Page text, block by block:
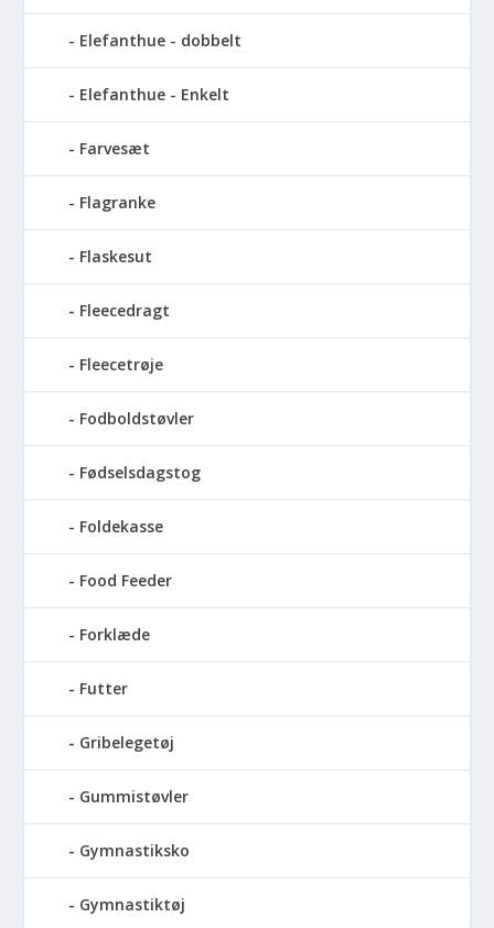
Elefanthue - dobbelt
Elefanthue - Enkelt
Farvesæt
Flagranke
Flaskesut
Fleecedragt
Fleecetrøje
Fodboldstøvler
Fødselsdagstog
Foldekasse
Food Feeder
Forklæde
Futter
Gribelegetøj
Gummistøvler
Gymnastiksko
Gymnastiktøj